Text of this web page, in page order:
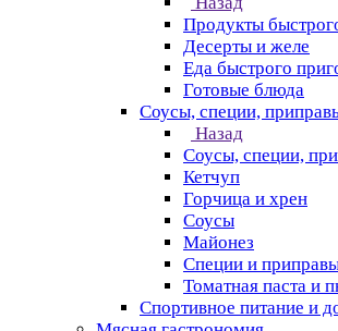
Продукты
Десерты и желе
Еда быстрого
Готовые блюда
Соусы, специи,
Назад
Соусы, специи,
Кетчуп
Горчица и хрен
Соусы
Майонез
Специи и
Томатная паста и
Спортивное питание и